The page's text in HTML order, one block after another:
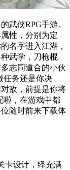
武侠RPG手游。
性，分别为定
名字进入江湖，
武学，刀枪棍
志同道合的小伙
任务还是你决
敌，前提是你将
啦，在游戏中都
随时前来下载体
设计，绎充满